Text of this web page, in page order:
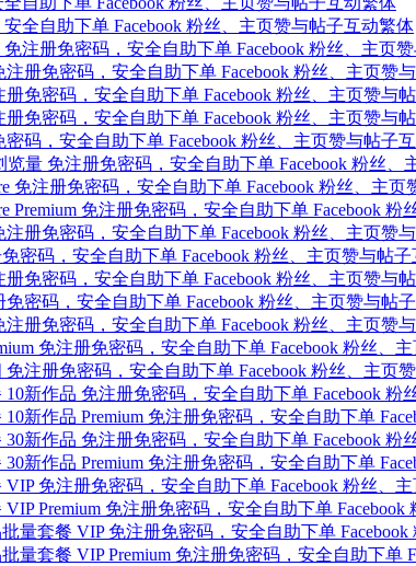
全自助下单 Facebook 粉丝、主页赞与帖子互动繁体
免注册免密码，安全自助下单 Facebook 粉丝、主页
注册免密码，安全自助下单 Facebook 粉丝、主页赞
册免密码，安全自助下单 Facebook 粉丝、主页赞与
册免密码，安全自助下单 Facebook 粉丝、主页赞与
密码，安全自助下单 Facebook 粉丝、主页赞与帖子
览量 免注册免密码，安全自助下单 Facebook 粉丝
免注册免密码，安全自助下单 Facebook 粉丝、主
Premium 免注册免密码，安全自助下单 Facebook
注册免密码，安全自助下单 Facebook 粉丝、主页赞
免密码，安全自助下单 Facebook 粉丝、主页赞与帖
册免密码，安全自助下单 Facebook 粉丝、主页赞与
免密码，安全自助下单 Facebook 粉丝、主页赞与帖
注册免密码，安全自助下单 Facebook 粉丝、主页赞
免注册免密码，安全自助下单 Facebook 粉丝、
免注册免密码，安全自助下单 Facebook 粉丝、主页
10新作品 免注册免密码，安全自助下单 Facebook
10新作品 Premium 免注册免密码，安全自助下单
30新作品 免注册免密码，安全自助下单 Facebook
30新作品 Premium 免注册免密码，安全自助下单
VIP 免注册免密码，安全自助下单 Facebook 粉丝、
VIP Premium 免注册免密码，安全自助下单
批量套餐 VIP 免注册免密码，安全自助下单
批量套餐 VIP Premium 免注册免密码，安全自助下单